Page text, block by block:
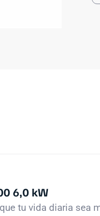
6,0 kW
tu vida diaria